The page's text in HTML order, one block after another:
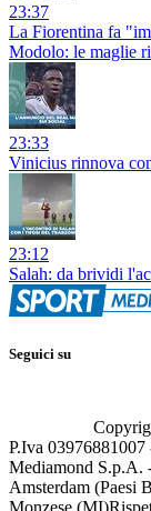
23:37
La Fiorentina fa
Modolo: le maglie
23:33
Vinicius rinnova
23:12
Salah: da brividi
Seguici su
P.Iva
Mediamond S.p.A.
Amsterdam (Paesi